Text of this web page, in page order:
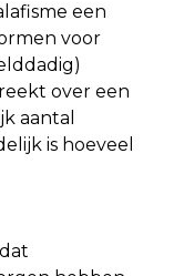
een
voor
over een
aantal
is hoeveel